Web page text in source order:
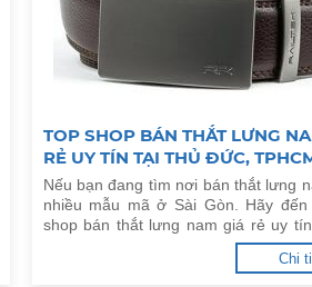
TOP SHOP BÁN THẮT LƯNG
RẺ UY TÍN TẠI THỦ ĐỨC,
Nếu bạn đang tìm nơi bán thắt lưng
nhiều mẫu mã ở Sài Gòn. Hãy đến
shop bán thắt lưng nam giá rẻ uy
Chi